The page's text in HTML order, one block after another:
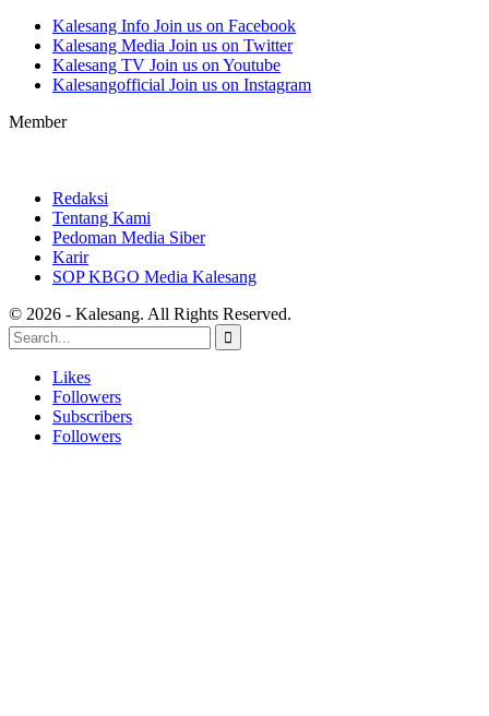
Kalesang Info Join us on Facebook
Kalesang Media Join us on Twitter
Kalesang TV Join us on Youtube
Kalesangofficial Join us on Instagram
Member
Redaksi
Tentang Kami
Pedoman Media Siber
Karir
SOP KBGO Media Kalesang
© 2026 - Kalesang. All Rights Reserved.
Likes
Followers
Subscribers
Followers